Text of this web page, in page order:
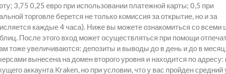
3,75 0,25 евро при использовании платежной карты; 0,5 при
торговле берется не только комиссия за открытие, но и за
каждые 4 часа). Ниже вы можете ознакомиться со всеми
После этого вход может осуществляться при помощи
тоже увеличиваются: депозиты и выводы до в день и до в месяц.
вынесена на домен второго уровня и находится по адресу:
аккаунта Kraken, но при условии, что у вас пройден средний